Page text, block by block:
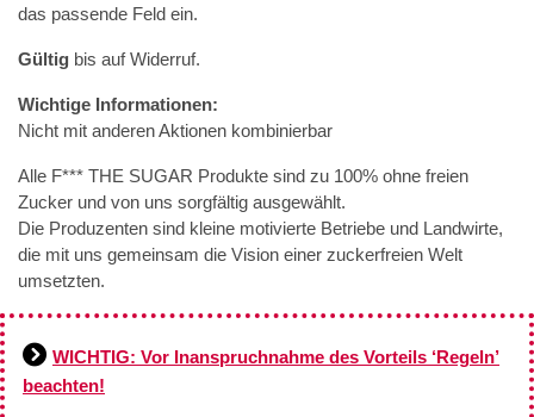
das passende Feld ein.
Gültig bis auf Widerruf.
Wichtige Informationen:
Nicht mit anderen Aktionen kombinierbar
Alle F*** THE SUGAR Produkte sind zu 100% ohne freien
Zucker und von uns sorgfältig ausgewählt.
Die Produzenten sind kleine motivierte Betriebe und Landwirte,
die mit uns gemeinsam die Vision einer zuckerfreien Welt
umsetzten.
WICHTIG: Vor Inanspruchnahme des Vorteils ‘Regeln’
beachten!